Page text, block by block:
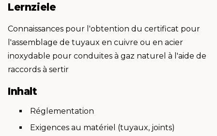
Lernziele
Connaissances pour l'obtention du certificat pour
l'assemblage de tuyaux en cuivre ou en acier
inoxydable pour conduites à gaz naturel à l'aide de
raccords à sertir
Inhalt
Réglementation
Exigences au matériel (tuyaux, joints)